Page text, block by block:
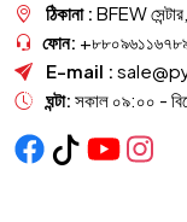
ঠিকানা : BFEW
ফোন:
E-mail :
ঘন্টা: সকাল ০৯:০০ -